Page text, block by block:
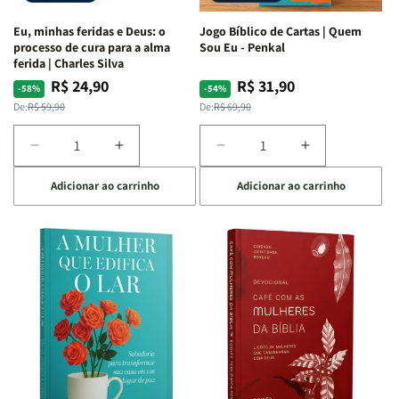
Espirituais
|
Estela
Espirituais
|
Eu, minhas feridas e Deus: o
processo de cura para a alma
ferida | Charles Silva
-58%
Preço
normal
De:R$ 59,90
Preço
promocional
R$ 24,90
Diminuir
a
quantidade
de
Eu,
minhas
feridas
e
Deus:
o
processo
de
cura
Aumentar
a
quantidade
de
Eu,
minhas
feridas
e
Deus:
o
processo
de
cura
Adicionar ao carrinho
Jogo Bíblico de Cartas | Quem
Sou Eu - Penkal
-54%
Preço
normal
De:R$ 69,90
Preço
promocional
R$ 31,90
Diminuir
a
quantidade
de
Jogo
Bíblico
de
Cartas
Quem
Sou
Eu
Aumentar
a
quantidade
de
Jogo
Bíblico
Cartas
|
Quem
Sou
Eu
-
Adicionar ao carrinho